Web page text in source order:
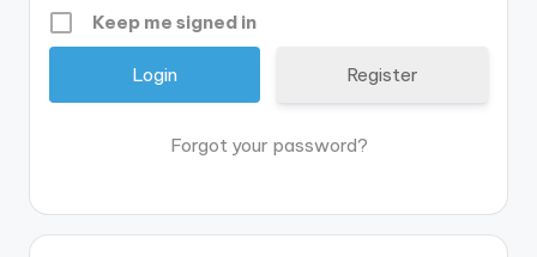
Keep me signed in
Register
Forgot your password?